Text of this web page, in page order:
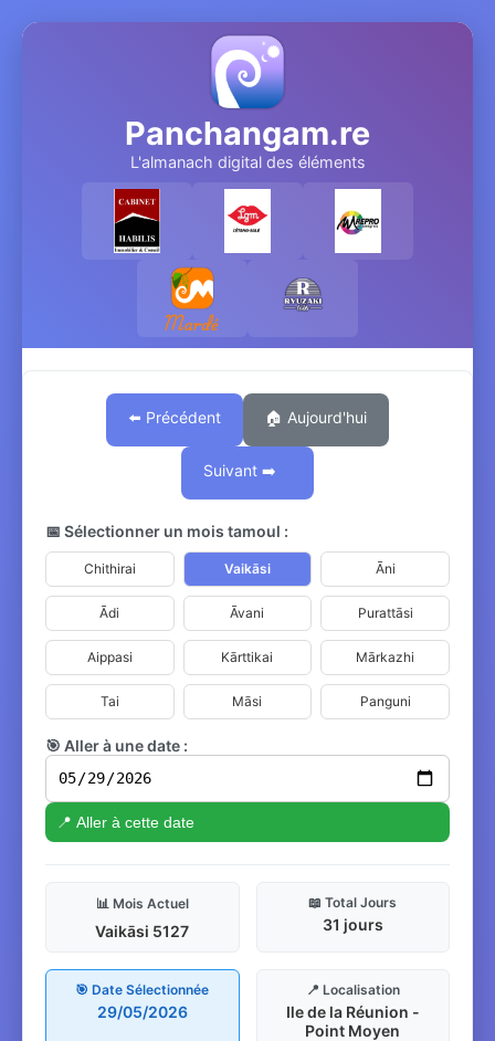
Panchangam.re
L'almanach digital des éléments
⬅️ Précédent 🏠 Aujourd'hui
Suivant ➡️
📅 Sélectionner un mois tamoul :
Chithirai Vaikāsi Āni
Ādi Āvani Purattāsi
Aippasi Kārttikai Mārkazhi
Tai Māsi Panguni
🎯 Aller à une date :
📍 Aller à cette date
📊 Mois Actuel
Vaikāsi 5127
📖 Total Jours
31 jours
🎯 Date Sélectionnée
29/05/2026
📍 Localisation
Ile de la Réunion -
Point Moyen